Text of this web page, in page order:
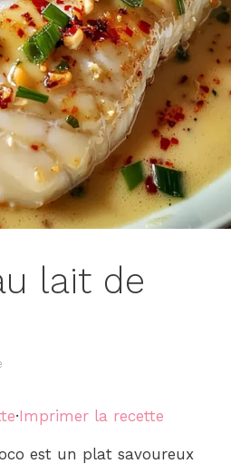
lait de
·Imprimer la recette
est un plat savoureux